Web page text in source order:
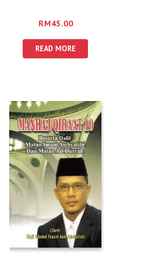
RM45.00
READ MORE